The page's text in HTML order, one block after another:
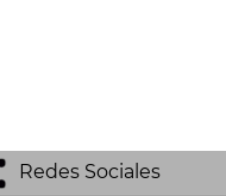
Redes Sociales